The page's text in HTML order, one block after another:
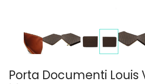
Porta Documenti Louis